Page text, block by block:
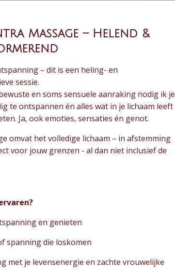
Massage – Helend &
– dit is een heling- en
sessie.
en soms sensuele aanraking nodig ik je
te ontspannen én alles wat in je lichaam leeft
Ja, ook emoties, sensaties én genot.
omvat het volledige lichaam – in afstemming
voor jouw grenzen - al dan niet inclusief de
en genieten
spanning die loskomen
met je levensenergie en zachte vrouwelijke